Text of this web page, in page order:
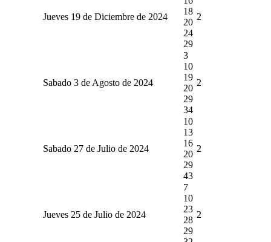
Jueves 19 de Diciembre de 2024
18
20
24
29
2
Sabado 3 de Agosto de 2024
3
10
19
20
29
34
2
Sabado 27 de Julio de 2024
10
13
16
20
29
43
2
Jueves 25 de Julio de 2024
7
10
23
28
29
2